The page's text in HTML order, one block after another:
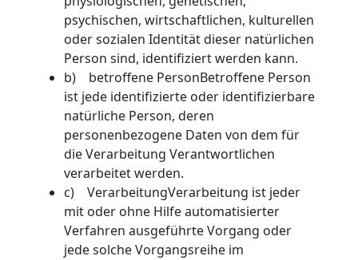
psychischen, wirtschaftlichen, kulturellen
oder sozialen Identität dieser natürlichen
Person sind, identifiziert werden kann.
b) betroffene PersonBetroffene Person
ist jede identifizierte oder identifizierbare
natürliche Person, deren
personenbezogene Daten von dem für
die Verarbeitung Verantwortlichen
verarbeitet werden.
c) VerarbeitungVerarbeitung ist jeder
mit oder ohne Hilfe automatisierter
Verfahren ausgeführte Vorgang oder
jede solche Vorgangsreihe im